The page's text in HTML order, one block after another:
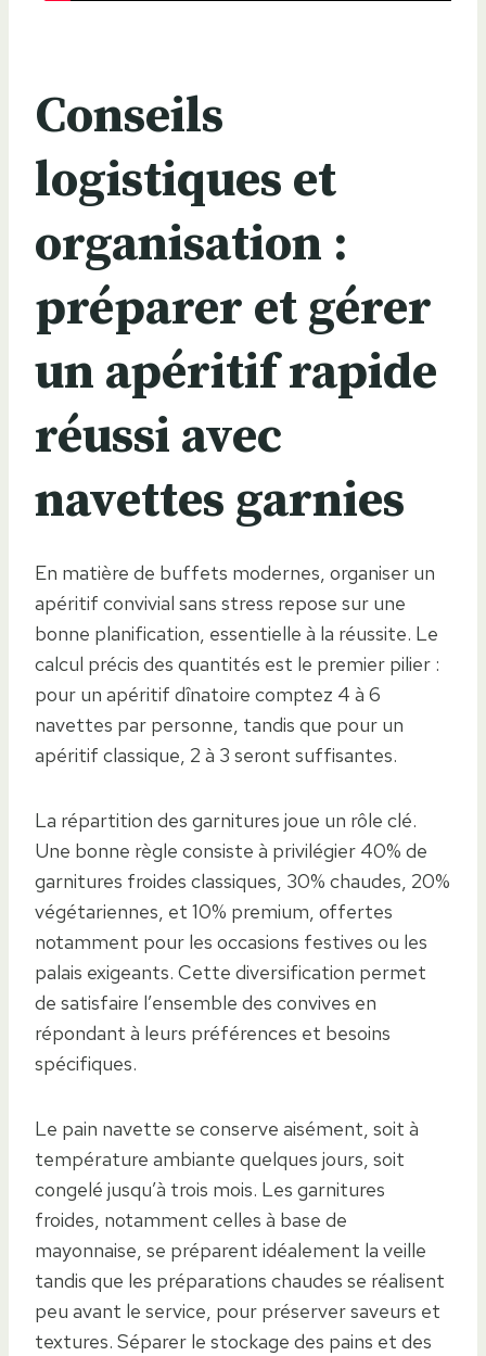
Conseils
logistiques et
organisation :
préparer et gérer
un apéritif rapide
réussi avec
navettes garnies
En matière de buffets modernes, organiser un
apéritif convivial sans stress repose sur une
bonne planification, essentielle à la réussite. Le
calcul précis des quantités est le premier pilier :
pour un apéritif dînatoire comptez 4 à 6
navettes par personne, tandis que pour un
apéritif classique, 2 à 3 seront suffisantes.
La répartition des garnitures joue un rôle clé.
Une bonne règle consiste à privilégier 40% de
garnitures froides classiques, 30% chaudes, 20%
végétariennes, et 10% premium, offertes
notamment pour les occasions festives ou les
palais exigeants. Cette diversification permet
de satisfaire l’ensemble des convives en
répondant à leurs préférences et besoins
spécifiques.
Le pain navette se conserve aisément, soit à
température ambiante quelques jours, soit
congelé jusqu’à trois mois. Les garnitures
froides, notamment celles à base de
mayonnaise, se préparent idéalement la veille
tandis que les préparations chaudes se réalisent
peu avant le service, pour préserver saveurs et
textures. Séparer le stockage des pains et des